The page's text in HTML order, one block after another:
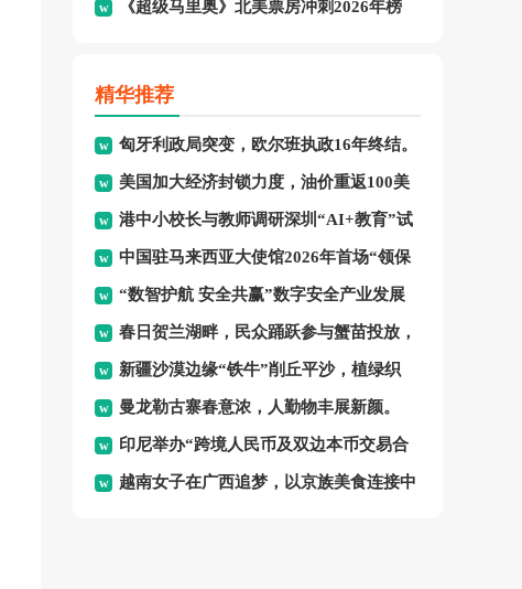
点项目，探索智慧课堂
《超级马里奥》北美票房冲刺2026年榜
精华推荐
匈牙利政局突变，欧尔班执政16年终结。
美国加大经济封锁力度，油价重返100美
元高点，黄金价格急跌，
港中小校长与教师调研深圳“AI+教育”试
点项目，探索智慧课堂
中国驻马来西亚大使馆2026年首场“领保
进校园暨平安留学”主
“数智护航 安全共赢”数字安全产业发展
研讨会在穗召开，多方共
春日贺兰湖畔，民众踊跃参与蟹苗投放，
体验“水上春耕”的独特乐
新疆沙漠边缘“铁牛”削丘平沙，植绿织
密“绿围脖”，变荒沙为绿
曼龙勒古寨春意浓，人勤物丰展新颜。
印尼举办“跨境人民币及双边本币交易合
作”论坛，旨在促进区域金
越南女子在广西追梦，以京族美食连接中